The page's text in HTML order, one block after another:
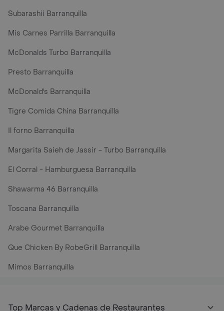
Subarashii Barranquilla
Mis Carnes Parrilla Barranquilla
McDonalds Turbo Barranquilla
Presto Barranquilla
McDonald's Barranquilla
Tigre Comida China Barranquilla
Il forno Barranquilla
Margarita Saieh de Jassir - Turbo Barranquilla
El Corral - Hamburguesa Barranquilla
Shawarma 46 Barranquilla
Toscana Barranquilla
Arabe Gourmet Barranquilla
Que Chicken By RobeGrill Barranquilla
Mimos Barranquilla
Top Marcas y Cadenas de Restaurantes